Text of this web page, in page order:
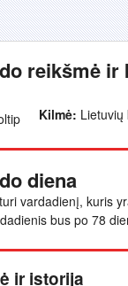
reikšmė ir
Kilmė: Lietuvių
diena
vardadienį, kuris
bus po 78
ir istorija